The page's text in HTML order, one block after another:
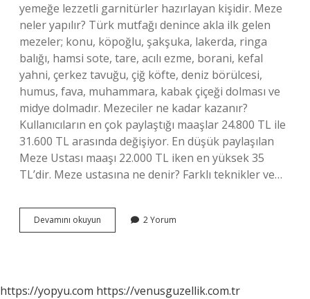
yemeğe lezzetli garnitürler hazırlayan kişidir. Meze
neler yapılır? Türk mutfağı denince akla ilk gelen
mezeler; konu, köpoğlu, şakşuka, lakerda, ringa
balığı, hamsi sote, tare, acılı ezme, borani, kefal
yahni, çerkez tavuğu, çiğ köfte, deniz börülcesi,
humus, fava, muhammara, kabak çiçeği dolması ve
midye dolmadır. Mezeciler ne kadar kazanır?
Kullanıcıların en çok paylaştığı maaşlar 24.800 TL ile
31.600 TL arasında değişiyor. En düşük paylaşılan
Meze Ustası maaşı 22.000 TL iken en yüksek 35
TL’dir. Meze ustasına ne denir? Farklı teknikler ve…
Devamını okuyun
Ne
2 Yorum
https://yopyu.com https://venusguzellik.com.tr